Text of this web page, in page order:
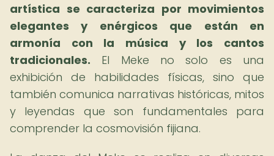
artística se caracteriza por movimientos
elegantes y enérgicos que están en
armonía con la música y los cantos
tradicionales. El Meke no solo es una
exhibición de habilidades físicas, sino que
también comunica narrativas históricas, mitos
y leyendas que son fundamentales para
comprender la cosmovisión fijiana.